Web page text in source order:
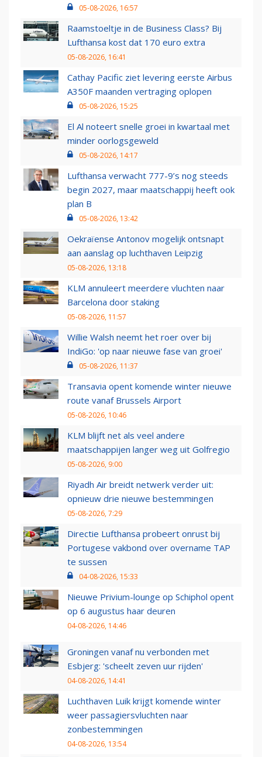
05-08-2026, 16:57
Raamstoeltje in de Business Class? Bij
Lufthansa kost dat 170 euro extra
05-08-2026, 16:41
Cathay Pacific ziet levering eerste Airbus
A350F maanden vertraging oplopen
05-08-2026, 15:25
El Al noteert snelle groei in kwartaal met
minder oorlogsgeweld
05-08-2026, 14:17
Lufthansa verwacht 777-9’s nog steeds
begin 2027, maar maatschappij heeft ook
plan B
05-08-2026, 13:42
Oekraïense Antonov mogelijk ontsnapt
aan aanslag op luchthaven Leipzig
05-08-2026, 13:18
KLM annuleert meerdere vluchten naar
Barcelona door staking
05-08-2026, 11:57
Willie Walsh neemt het roer over bij
IndiGo: 'op naar nieuwe fase van groei'
05-08-2026, 11:37
Transavia opent komende winter nieuwe
route vanaf Brussels Airport
05-08-2026, 10:46
KLM blijft net als veel andere
maatschappijen langer weg uit Golfregio
05-08-2026, 9:00
Riyadh Air breidt netwerk verder uit:
opnieuw drie nieuwe bestemmingen
05-08-2026, 7:29
Directie Lufthansa probeert onrust bij
Portugese vakbond over overname TAP
te sussen
04-08-2026, 15:33
Nieuwe Privium-lounge op Schiphol opent
op 6 augustus haar deuren
04-08-2026, 14:46
Groningen vanaf nu verbonden met
Esbjerg: 'scheelt zeven uur rijden'
04-08-2026, 14:41
Luchthaven Luik krijgt komende winter
weer passagiersvluchten naar
zonbestemmingen
04-08-2026, 13:54